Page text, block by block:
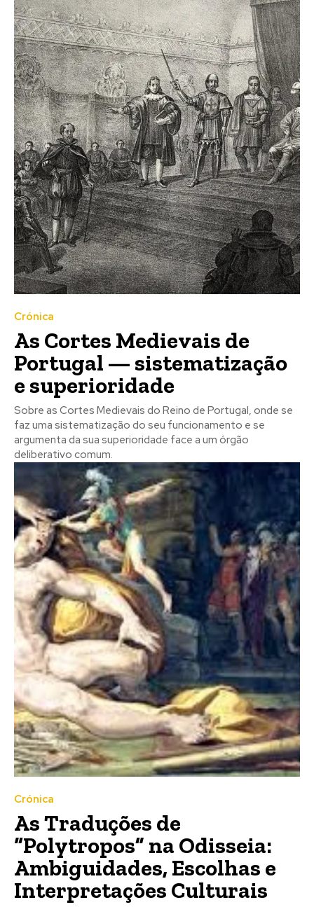
Crónica
As Cortes Medievais de
Portugal — sistematização
e superioridade
Sobre as Cortes Medievais do Reino de Portugal, onde se
faz uma sistematização do seu funcionamento e se
argumenta da sua superioridade face a um órgão
deliberativo comum.
Crónica
As Traduções de
“Polytropos” na Odisseia:
Ambiguidades, Escolhas e
Interpretações Culturais